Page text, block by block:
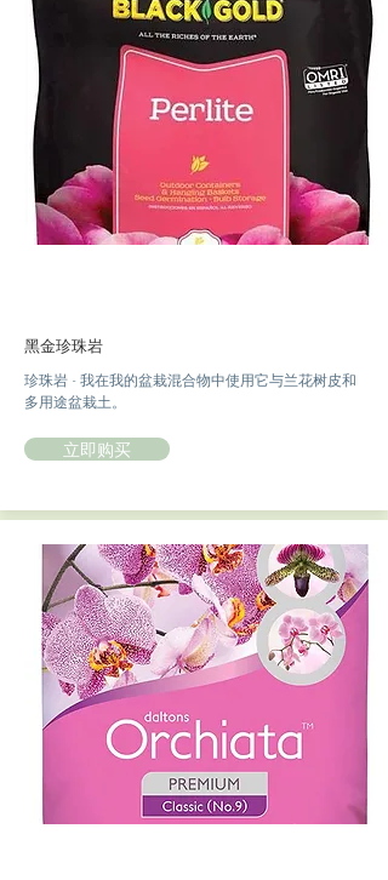
黑金珍珠岩
珍珠岩 - 我在我的盆栽混合物中使用它与兰花树皮和
多用途盆栽土。
立即购买